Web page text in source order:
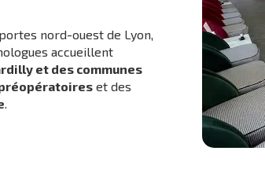
nord-ouest de Lyon,
accueillent
et des communes
et des
.